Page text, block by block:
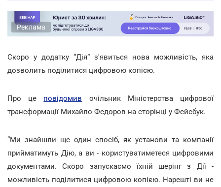
Реклама
Скоро у додатку “Дія” з'явиться нова можливість, яка
дозволить поділитися цифровою копією.
Про це повідомив очільник Міністерства цифрової
трансформації Михайло Федоров на сторінці у Фейсбук.
“Ми знайшли ще один спосіб, як установи та компанії
прийматимуть Дію, а ви - користуватиметеся цифровими
документами. Скоро запускаємо їхній шерінг з Дії -
можливість поділитися цифровою копією. Нарешті ви не